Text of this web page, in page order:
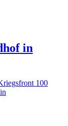
in
100